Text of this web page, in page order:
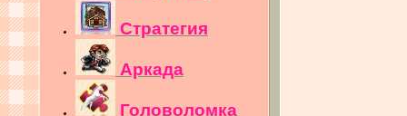
Стратегия
Аркада
Головоломка